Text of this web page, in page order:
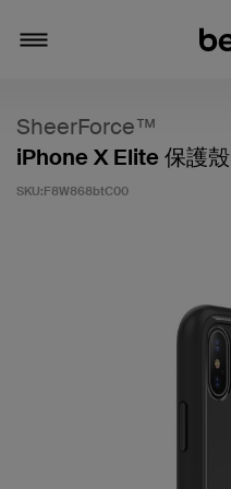
SheerForce™
iPhone X Elite 保護殼
SKU:F8W868btC00